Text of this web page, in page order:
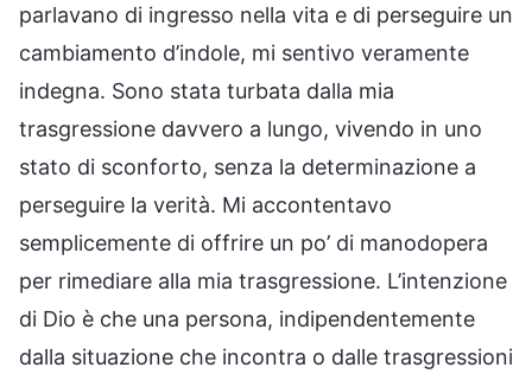
parlavano di ingresso nella vita e di perseguire un
cambiamento d’indole, mi sentivo veramente
indegna. Sono stata turbata dalla mia
trasgressione davvero a lungo, vivendo in uno
stato di sconforto, senza la determinazione a
perseguire la verità. Mi accontentavo
semplicemente di offrire un po’ di manodopera
per rimediare alla mia trasgressione. L’intenzione
di Dio è che una persona, indipendentemente
dalla situazione che incontra o dalle trasgressioni